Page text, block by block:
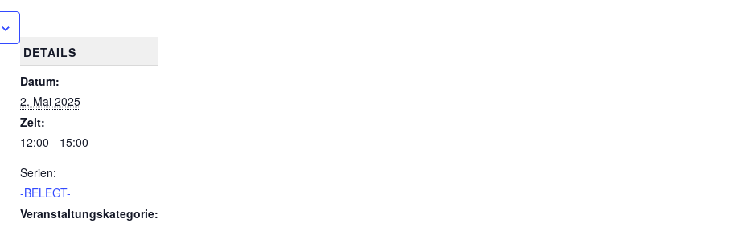
DETAILS
Datum:
2. Mai 2025
Zeit:
12:00 - 15:00
Serien:
-BELEGT-
Veranstaltungskategorie: